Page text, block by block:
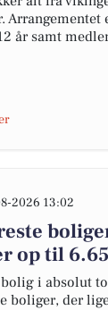
Arrangementet
år samt
2026 13:02
op til
i absolut
boliger, der